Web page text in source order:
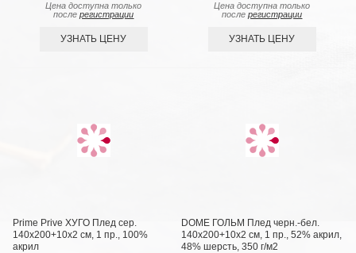
Цена доступна только
послерегистрации
УЗНАТЬ ЦЕНУ
Цена доступна только
послерегистрации
УЗНАТЬ ЦЕНУ
Prime Prive ХУГО Плед сер.
140х200+10х2 см, 1 пр., 100%
акрил
DOME ГОЛЬМ Плед черн.-бел.
140х200+10х2 см, 1 пр., 52% акрил,
48% шерсть, 350 г/м2